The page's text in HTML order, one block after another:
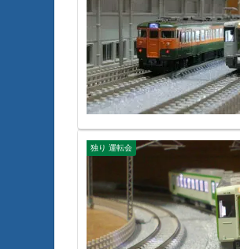
独り 運転会